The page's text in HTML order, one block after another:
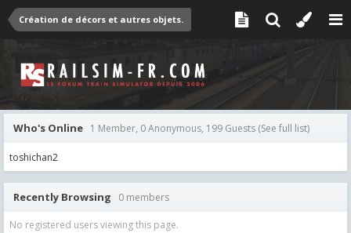
Création de décors et autres objets.
Who's Online 1 Member, 0 Anonymous, 199 Guests (See full list)
toshichan2
Recently Browsing 0 members
No registered users viewing this page.